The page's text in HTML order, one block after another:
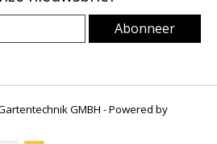
Abonneer
GMBH - Powered by